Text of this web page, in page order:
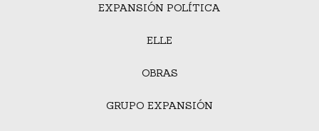
EXPANSIÓN POLÍTICA
ELLE
OBRAS
GRUPO EXPANSIÓN